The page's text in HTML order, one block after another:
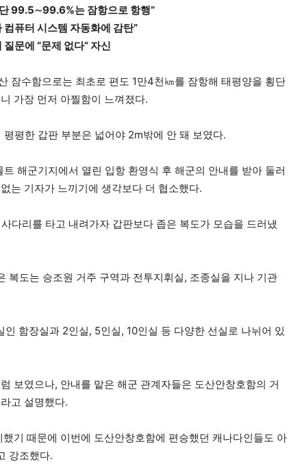
99.5∼99.6%는 잠항으로 항행”
퓨터 시스템 자동화에 감탄”
문에 “문제 없다” 자신
잠수함으로는 최초로 편도 1만4천㎞를 잠항해 태평양을 횡단
가장 먼저 아찔함이 느껴졌다.
평한 갑판 부분은 넓어야 2m밖에 안 돼 보였다.
해군기지에서 열린 입항 환영식 후 해군의 안내를 받아 둘러
는 기자가 느끼기에 생각보다 더 협소했다.
다리를 타고 내려가자 갑판보다 좁은 복도가 모습을 드러냈
복도는 승조원 거주 구역과 전투지휘실, 조종실을 지나 기관
함장실과 2인실, 5인실, 10인실 등 다양한 선실로 나뉘어 있
보였으나, 안내를 맡은 해군 관계자들은 도산안창호함의 거
고 설명했다.
기 때문에 이번에 도산안창호함에 편승했던 캐나다인들도 아
강조했다.